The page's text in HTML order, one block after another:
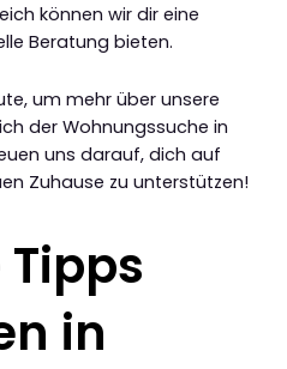
können wir dir eine
Beratung bieten.
um mehr über unsere
der Wohnungssuche in
uns darauf, dich auf
Zuhause zu unterstützen!
in